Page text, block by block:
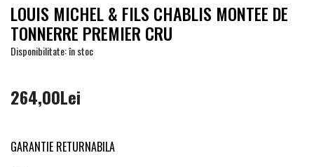
LOUIS MICHEL & FILS CHABLIS MONTEE DE
TONNERRE PREMIER CRU
Disponibilitate: în stoc
264,00Lei
GARANTIE RETURNABILA